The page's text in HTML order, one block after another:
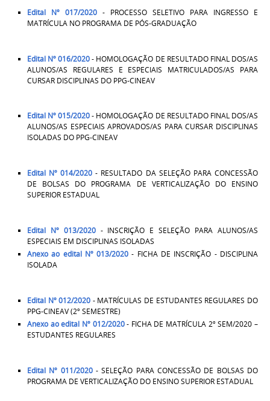
Edital Nº 017/2020- PROCESSO SELETIVO PARA INGRESSO E
MATRÍCULA NO PROGRAMA DE PÓS-GRADUAÇÃO
Edital Nº 016/2020- HOMOLOGAÇÃO DE RESULTADO FINAL DOS/AS
ALUNOS/AS REGULARES E ESPECIAIS MATRICULADOS/AS PARA
CURSAR DISCIPLINAS DO PPG-CINEAV
Edital Nº 015/2020- HOMOLOGAÇÃO DE RESULTADO FINAL DOS/AS
ALUNOS/AS ESPECIAIS APROVADOS/AS PARA CURSAR DISCIPLINAS
ISOLADAS DO PPG-CINEAV
Edital Nº 014/2020 - RESULTADO DA SELEÇÃO PARA CONCESSÃO
DE BOLSAS DO PROGRAMA DE VERTICALIZAÇÃO DO ENSINO
SUPERIOR ESTADUAL
Edital Nº 013/2020- INSCRIÇÃO E SELEÇÃO PARA ALUNOS/AS
ESPECIAIS EM DISCIPLINAS ISOLADAS
Anexo ao edital Nº 013/2020 - FICHA DE INSCRIÇÃO - DISCIPLINA
ISOLADA
Edital Nº 012/2020 - MATRÍCULAS DE ESTUDANTES REGULARES DO
PPG-CINEAV (2º SEMESTRE)
Anexo ao edital Nº 012/2020- FICHA DE MATRÍCULA 2º SEM/2020 –
ESTUDANTES REGULARES
Edital Nº 011/2020- SELEÇÃO PARA CONCESSÃO DE BOLSAS DO
PROGRAMA DE VERTICALIZAÇÃO DO ENSINO SUPERIOR ESTADUAL